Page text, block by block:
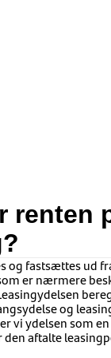
renten
og fastsættes ud
er nærmere
og
vi ydelsen som
aftalte